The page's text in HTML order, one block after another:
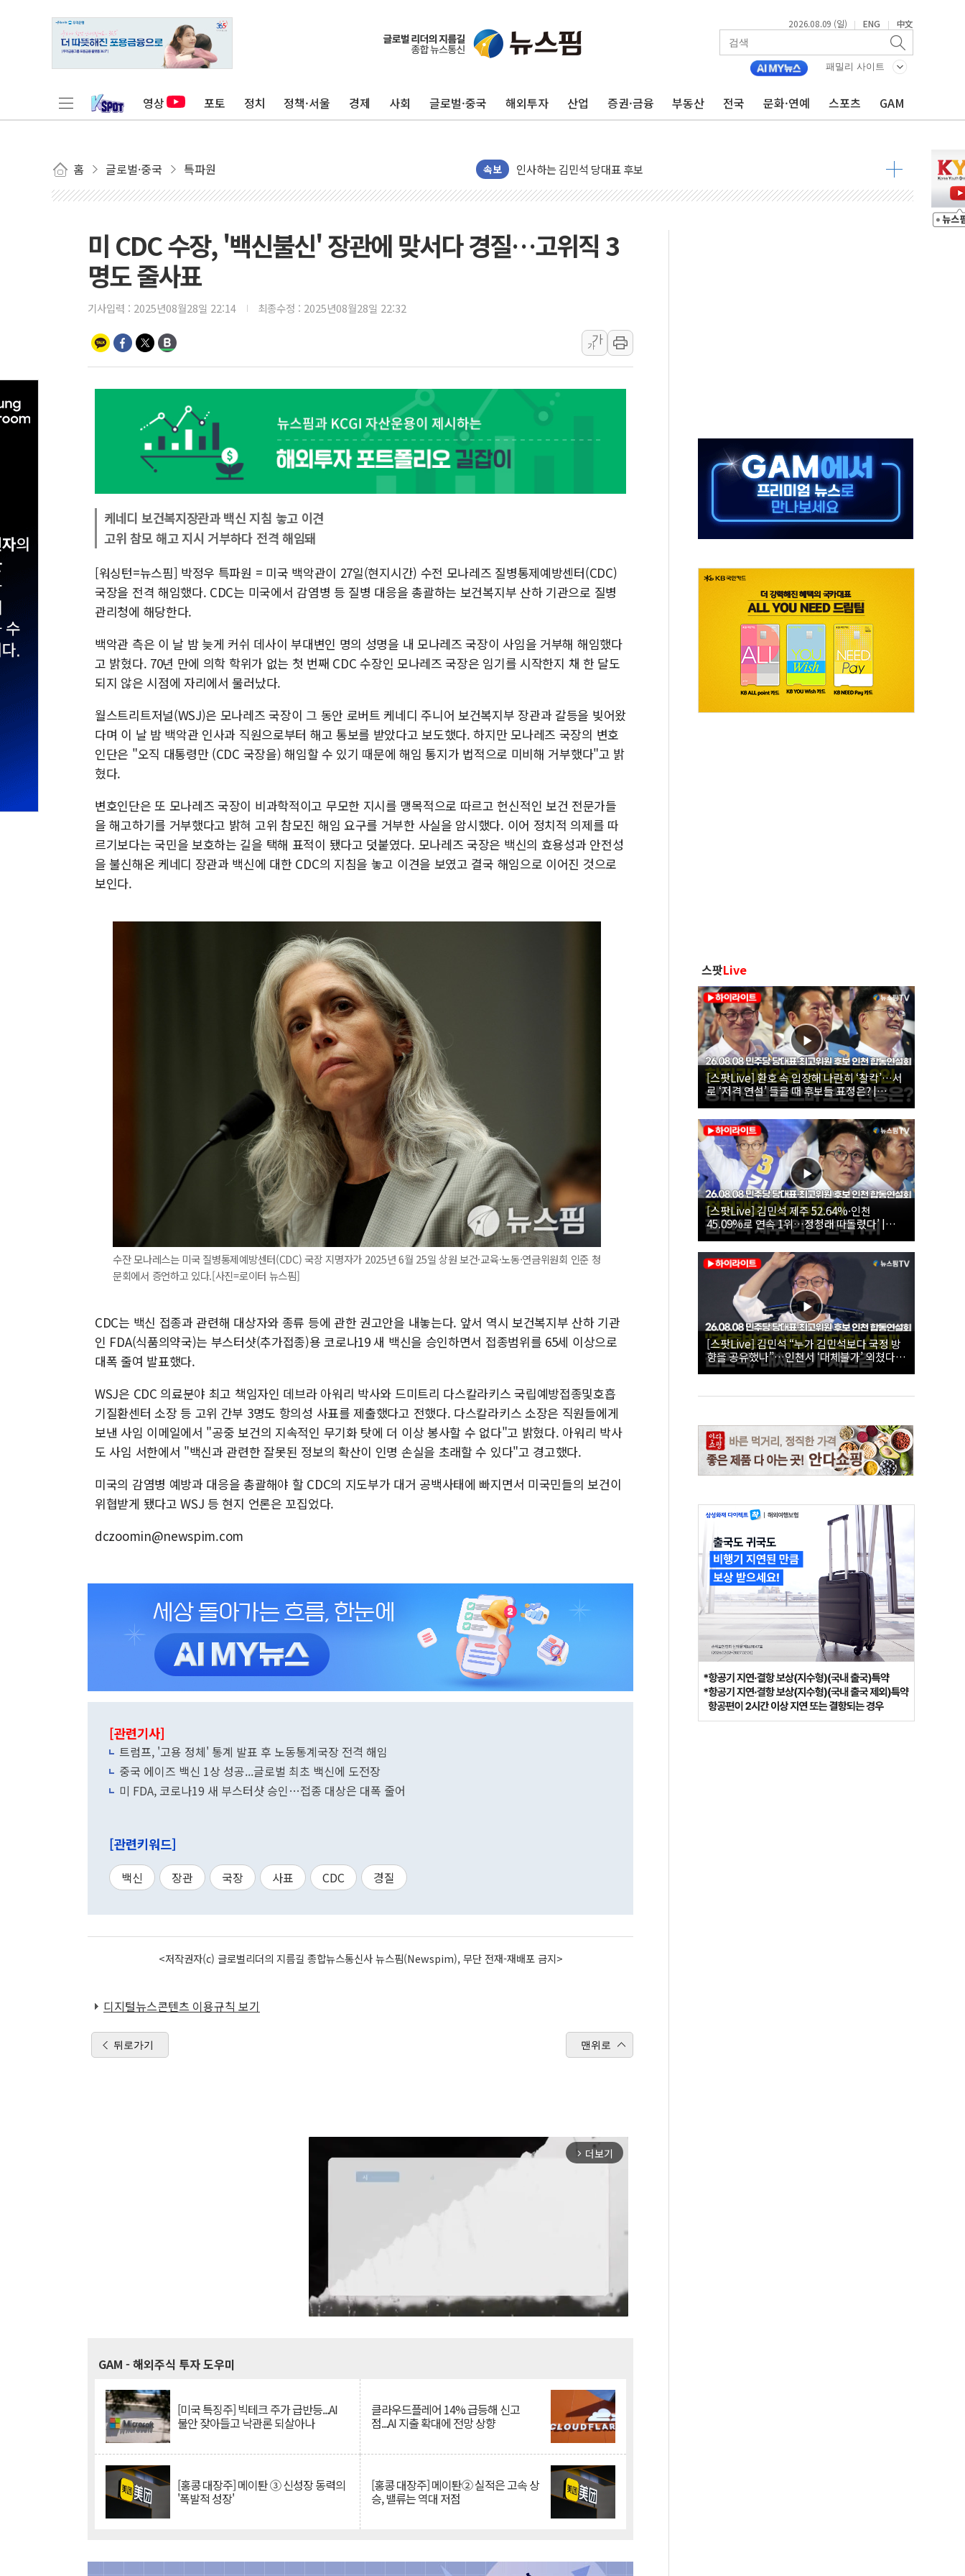
2026.08.09 (일) | ENG | 中文
패밀리 사이트
영상 포토 정치 정책·서울 경제 사회 글로벌·중국 해외투자 산업 증권·금융 부동산 전국 문화·연예 스포츠 GAM
홈 글로벌·중국 특파원 속보
포항시 재난예산 40억 긴급 투입…고수온 양식장 복구·지원 '총력'
울진·영덕 '호우특보'-포항 '산사태 주의보'...경북도, 호우 피해·통제구간 없어
인천 합동연설회 나선 송영길·정청래·김민석 당대표 후보
[속보] 민주, 제주·인천 경선 결과 발표...김민석 47.75% 정청래 42.08%
[속보] 민주, 인천 경선 결과 발표...김민석 45.09% 정청래 43.27% 송영길 11.63%
이번주 국내 주요 금융일정(8.10~8.14)
서울 중랑구 주택가서 흉기 난동…60대 남성 2명 숨져
李대통령 "결혼 때문에 손해 보는 일 없게"…'결혼 페널티' 22개 과제 손본다
여수 오동도 인근 해상서 모터보트 전복…1명 사망·1명 실종
추미애, '위안부' 피해자 기림의 날 참석..."국제적 시민 연대로 목소리 내야"
인천 선재도 갯벌서 해루질 중 실종 60대 나흘만에 숨진 채 발견
인천서 말다툼 중 어머니 흉기 살해 10대 아들 체포
'화합' 꺼낸 김민석에 '뻔뻔' 받아친 정청래…제주 연설서 신경전 고조
미 CDC 수장, '백신불신' 장관에 맞서다 경질…고위직 3
명도 줄사표
기사입력 : 2025년08월28일 22:14 최종수정 : 2025년08월28일 22:32
가
가
케네디 보건복지장관과 백신 지침 놓고 이견
고위 참모 해고 지시 거부하다 전격 해임돼
[워싱턴=뉴스핌] 박정우 특파원 = 미국 백악관이 27일(현지시간) 수전 모나레즈 질병통제예방센터(CDC)
국장을 전격 해임했다. CDC는 미국에서 감염병 등 질병 대응을 총괄하는 보건복지부 산하 기관으로 질병
관리청에 해당한다.
백악관 측은 이 날 밤 늦게 커쉬 데사이 부대변인 명의 성명을 내 모나레즈 국장이 사임을 거부해 해임했다
고 밝혔다. 70년 만에 의학 학위가 없는 첫 번째 CDC 수장인 모나레즈 국장은 임기를 시작한지 채 한 달도
되지 않은 시점에 자리에서 물러났다.
월스트리트저널(WSJ)은 모나레즈 국장이 그 동안 로버트 케네디 주니어 보건복지부 장관과 갈등을 빚어왔
다며 이 날 밤 백악관 인사과 직원으로부터 해고 통보를 받았다고 보도했다. 하지만 모나레즈 국장의 변호
인단은 "오직 대통령만 (CDC 국장을) 해임할 수 있기 때문에 해임 통지가 법적으로 미비해 거부했다"고 밝
혔다.
변호인단은 또 모나레즈 국장이 비과학적이고 무모한 지시를 맹목적으로 따르고 헌신적인 보건 전문가들
을 해고하기를 거부했다고 밝혀 고위 참모진 해임 요구를 거부한 사실을 암시했다. 이어 정치적 의제를 따
르기보다는 국민을 보호하는 길을 택해 표적이 됐다고 덧붙였다. 모나레즈 국장은 백신의 효용성과 안전성
을 불신해온 케네디 장관과 백신에 대한 CDC의 지침을 놓고 이견을 보였고 결국 해임으로 이어진 것으로
보인다.
수잔 모나레스는 미국 질병통제예방센터(CDC) 국장 지명자가 2025년 6월 25일 상원 보건·교육·노동·연금위원회 인준 청
문회에서 증언하고 있다.[사진=로이터 뉴스핌]
CDC는 백신 접종과 관련해 대상자와 종류 등에 관한 권고안을 내놓는다. 앞서 역시 보건복지부 산하 기관
인 FDA(식품의약국)는 부스터샷(추가접종)용 코로나19 새 백신을 승인하면서 접종범위를 65세 이상으로
대폭 줄여 발표했다.
WSJ은 CDC 의료분야 최고 책임자인 데브라 아워리 박사와 드미트리 다스칼라키스 국립예방접종및호흡
기질환센터 소장 등 고위 간부 3명도 항의성 사표를 제출했다고 전했다. 다스칼라키스 소장은 직원들에게
보낸 사임 이메일에서 "공중 보건의 지속적인 무기화 탓에 더 이상 봉사할 수 없다"고 밝혔다. 아워리 박사
도 사임 서한에서 "백신과 관련한 잘못된 정보의 확산이 인명 손실을 초래할 수 있다"고 경고했다.
미국의 감염병 예방과 대응을 총괄해야 할 CDC의 지도부가 대거 공백사태에 빠지면서 미국민들의 보건이
위협받게 됐다고 WSJ 등 현지 언론은 꼬집었다.
dczoomin@newspim.com
[관련기사]
트럼프, '고용 정체' 통계 발표 후 노동통계국장 전격 해임
중국 에이즈 백신 1상 성공...글로벌 최초 백신에 도전장
미 FDA, 코로나19 새 부스터샷 승인…접종 대상은 대폭 줄어
[관련키워드]
백신 장관 국장 사표 CDC 경질
<저작권자(c) 글로벌리더의 지름길 종합뉴스통신사 뉴스핌(Newspim), 무단 전재-재배포 금지>
디지털뉴스콘텐츠 이용규칙 보기
뒤로가기 맨위로
arrow_forward_ios 더보기
GAM - 해외주식 투자 도우미
[미국 특징주] 빅테크 주가 급반등...AI
불안 잦아들고 낙관론 되살아나
클라우드플레어 14% 급등해 신고
점...AI 지출 확대에 전망 상향
[홍콩 대장주] 메이퇀 ③ 신성장 동력의
'폭발적 성장'
[홍콩 대장주] 메이퇀② 실적은 고속 상
승, 밸류는 역대 저점
스팟Live
[스팟Live] 환호 속 입장해 나란히 ‘찰칵’…서
로 ‘저격 연설’ 들을 때 후보들 표정은? |
26.08.08 더불어민주당 당대표·최고위원 후
보 인천 합동연설회
[스팟Live] 김민석 제주 52.64%·인천
45.09%로 연속 1위…정청래 따돌렸다’ |
26.08.08 더불어민주당 당대표·최고위원 후
보 인천 합동연설회
[스팟Live] 김민석 “누가 김민석보다 국정 방
향을 공유했나”…인천서 ‘대체불가’ 외쳤다 |
26.08.08 더불어민주당 당대표·최고위원 후